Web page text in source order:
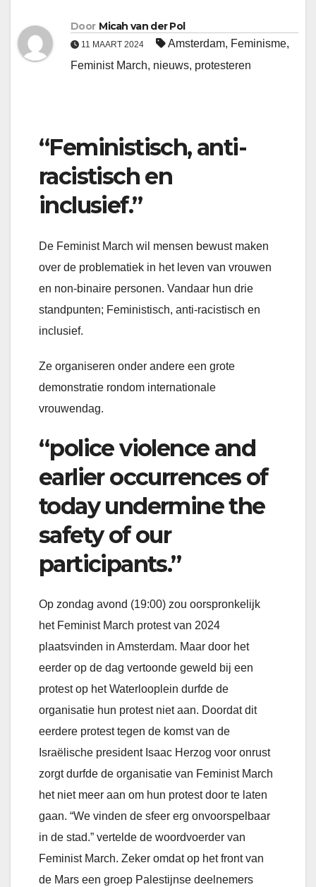
Door Micah van der Pol
11 MAART 2024 Amsterdam, Feminisme,
Feminist March, nieuws, protesteren
“Feministisch, anti-
racistisch en
inclusief.”
De Feminist March wil mensen bewust maken
over de problematiek in het leven van vrouwen
en non-binaire personen. Vandaar hun drie
standpunten; Feministisch, anti-racistisch en
inclusief.
Ze organiseren onder andere een grote
demonstratie rondom internationale
vrouwendag.
“police violence and
earlier occurrences of
today undermine the
safety of our
participants.”
Op zondag avond (19:00) zou oorspronkelijk
het Feminist March protest van 2024
plaatsvinden in Amsterdam. Maar door het
eerder op de dag vertoonde geweld bij een
protest op het Waterlooplein durfde de
organisatie hun protest niet aan. Doordat dit
eerdere protest tegen de komst van de
Israëlische president Isaac Herzog voor onrust
zorgt durfde de organisatie van Feminist March
het niet meer aan om hun protest door te laten
gaan. “We vinden de sfeer erg onvoorspelbaar
in de stad.” vertelde de woordvoerder van
Feminist March. Zeker omdat op het front van
de Mars een groep Palestijnse deelnemers